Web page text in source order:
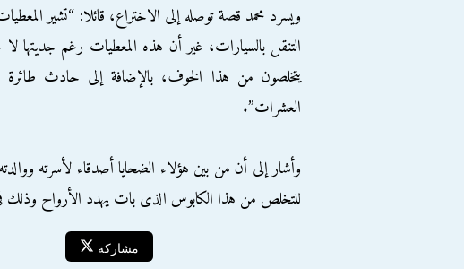
ويسرد محمد قصة توصله إلى الاختراع، قائلا: “تشير
التنقل بالسيارات، غير أن هذه المعطيات رغم جديتها
العشرات”.
وأشار إلى أن من بين هؤلاء الضحايا أصدقاء لأسرته
للتخلص من هذا الكابوس الذى بات يهدد الأرواح وذلك
مشاركة